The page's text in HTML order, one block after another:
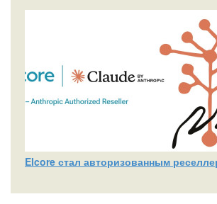
Elcore стал авторизованным